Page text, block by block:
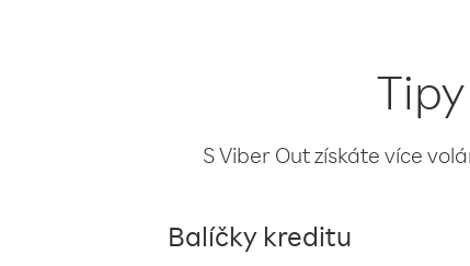
S Viber Out získáte více
Balíčky kreditu